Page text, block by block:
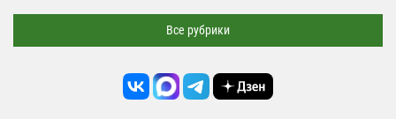
Все рубрики